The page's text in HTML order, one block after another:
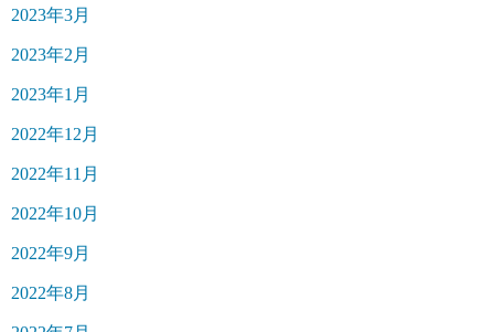
2023年3月
2023年2月
2023年1月
2022年12月
2022年11月
2022年10月
2022年9月
2022年8月